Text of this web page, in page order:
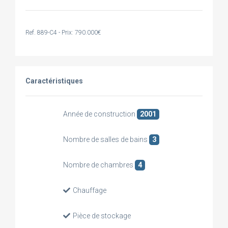
Ref. 889-C4 - Prix: 790.000€
Caractéristiques
Année de construction 2001
Nombre de salles de bains 3
Nombre de chambres 4
Chauffage
Pièce de stockage